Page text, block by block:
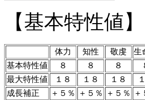
【基本特性値】
体力 知性 敬虔 生
基本特性値
８ ８ ８
最大特性値
１８ １８ １８
成長補正
＋５％ ＋５％ ＋５％ ＋